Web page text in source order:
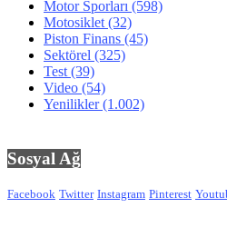
Motor Sporları (598)
Motosiklet (32)
Piston Finans (45)
Sektörel (325)
Test (39)
Video (54)
Yenilikler(1.002)
Sosyal Ağ
Facebook Twitter Instagram Pinterest